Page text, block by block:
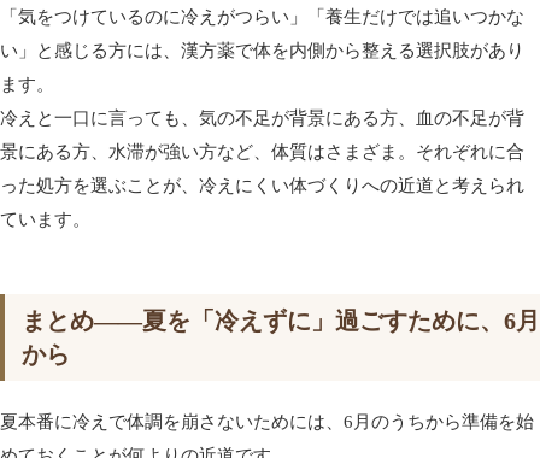
「気をつけているのに冷えがつらい」「養生だけでは追いつかな
い」と感じる方には、漢方薬で体を内側から整える選択肢があり
ます。
冷えと一口に言っても、気の不足が背景にある方、血の不足が背
景にある方、水滞が強い方など、体質はさまざま。それぞれに合
った処方を選ぶことが、冷えにくい体づくりへの近道と考えられ
ています。
まとめ――夏を「冷えずに」過ごすために、6月
から
夏本番に冷えで体調を崩さないためには、6月のうちから準備を始